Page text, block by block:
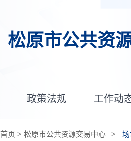
松原市公共资
政策法规 工作动
首页 > 松原市公共资源交易中心 >